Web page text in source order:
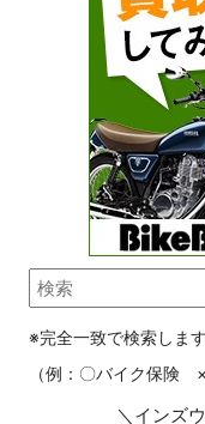
※完全一致で検索します
（例：〇バイク保険
＼インズ